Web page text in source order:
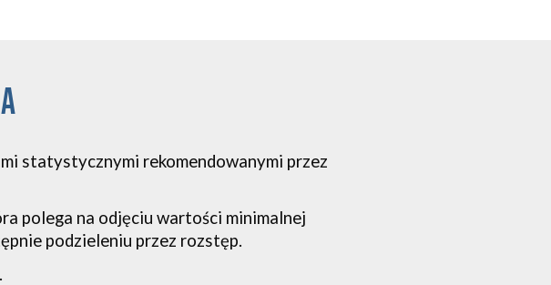
statystycznymi rekomendowanymi przez
polega na odjęciu wartości minimalnej
podzieleniu przez rozstęp.